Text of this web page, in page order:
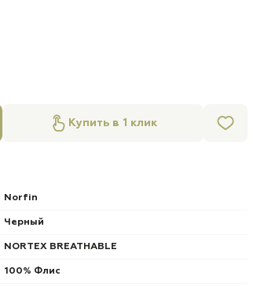
Купить в 1 клик
Norfin
Черный
NORTEX BREATHABLE
100% Флис